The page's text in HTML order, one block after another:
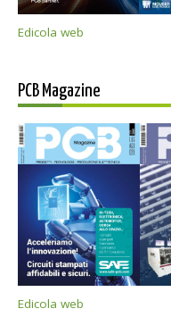
Edicola web
PCB Magazine
Edicola web